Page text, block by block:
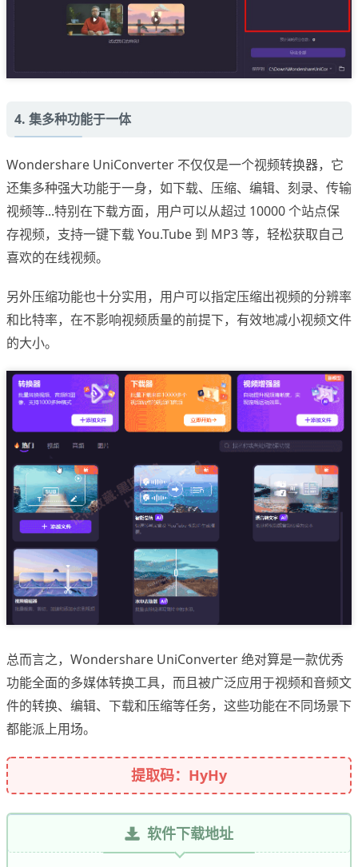
4. 集多种功能于一体
Wondershare UniConverter 不仅仅是一个视频转换器，它
还集多种强大功能于一身，如下载、压缩、编辑、刻录、传输
视频等...特别在下载方面，用户可以从超过 10000 个站点保
存视频，支持一键下载 You.Tube 到 MP3 等，轻松获取自己
喜欢的在线视频。
另外压缩功能也十分实用，用户可以指定压缩出视频的分辨率
和比特率，在不影响视频质量的前提下，有效地减小视频文件
的大小。
总而言之，Wondershare UniConverter 绝对算是一款优秀
功能全面的多媒体转换工具，而且被广泛应用于视频和音频文
件的转换、编辑、下载和压缩等任务，这些功能在不同场景下
都能派上用场。
提取码：HyHy
软件下载地址